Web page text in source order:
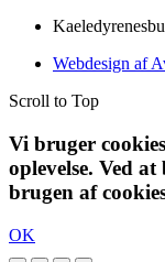
Webdesign af
Scroll to Top
Vi bruger
oplevelse. Ved
brugen af
OK